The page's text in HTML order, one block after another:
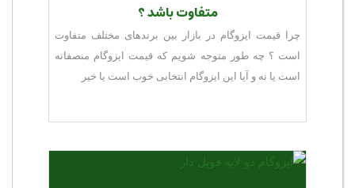
متفاوت باشد ؟
چرا قیمت ایزوگام در بازار بین برندهای مختلف متفاوت
است ؟ چه طور متوجه شویم که قیمت ایزوگام منصفانه
است یا نه و آیا این ایزوگام انتخابی خوب است یا خیر